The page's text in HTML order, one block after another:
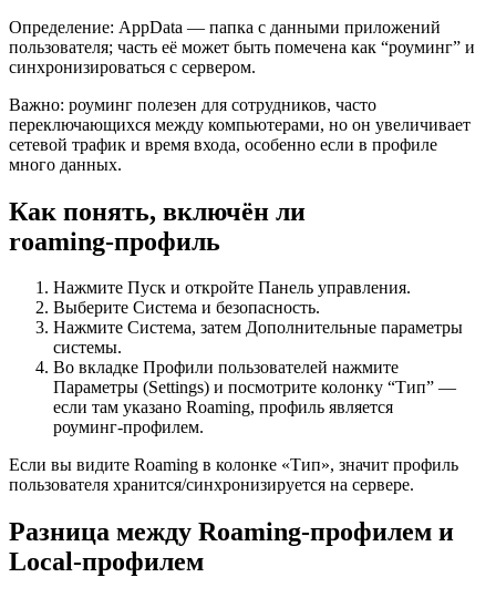
Определение: AppData — папка с данными приложений
пользователя; часть её может быть помечена как “роуминг” и
синхронизироваться с сервером.
Важно: роуминг полезен для сотрудников, часто
переключающихся между компьютерами, но он увеличивает
сетевой трафик и время входа, особенно если в профиле
много данных.
Как понять, включён ли
roaming‑профиль
Нажмите Пуск и откройте Панель управления.
Выберите Система и безопасность.
Нажмите Система, затем Дополнительные параметры
системы.
Во вкладке Профили пользователей нажмите
Параметры (Settings) и посмотрите колонку “Тип” —
если там указано Roaming, профиль является
роуминг‑профилем.
Если вы видите Roaming в колонке «Тип», значит профиль
пользователя хранится/синхронизируется на сервере.
Разница между Roaming‑профилем и
Local‑профилем